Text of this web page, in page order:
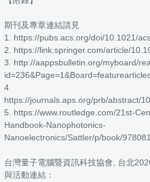
期刊及專章連結請見
1. https://pubs.acs.org/doi/10.1021/
2. https://link.springer.com/article/
3. http://aappsbulletin.org/myboard/
4.
https://journals.aps.org/prb/abstract/
5. https://www.routledge.com/21st-
Handbook-Nanophotonics-
Nanoelectronics/Sattler/p/book/
台灣量子電腦暨資訊科技協會, 台北
與活動連結：